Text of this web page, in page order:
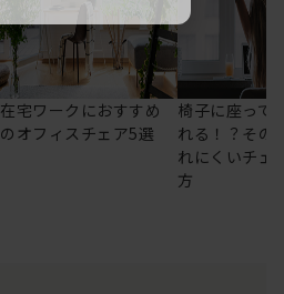
在宅ワークにおすすめ
のオフィスチェア5選
椅子に座って
れる！？その
れにくいチェ
方